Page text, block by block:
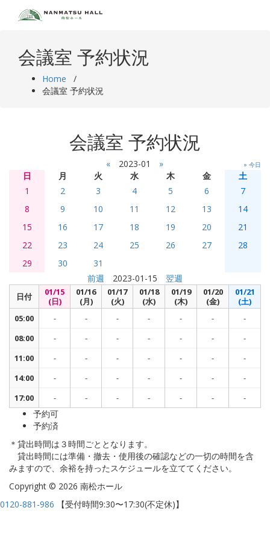
会議室 予約状況
Home /
会議室 予約状況
会議室 予約状況
« 2023-01 » » 今日
日 月 火 水 木 金
土
1
2 3 4 5 6
7
8
9 10 11 12 13
14
15
16 17 18 19 20
21
22
23 24 25 26 27
28
29
30
31
前週
2023-01-15 翌週
日付
01/15
(日)
01/16
(月)
01/17
(火)
01/18
(水)
01/19
(木)
01/20
(金)
01/21
(土)
05:00
- - - - - -
-
08:00
- - - - - -
-
11:00
- - - - - -
-
14:00
- - - - - -
-
17:00
- - - - - - -
予約可
予約済
＊貸出時間は３時間ごととなります。
貸出時間には準備・撤去・使用後の確認などの一切の時間を含
みますので、余裕を持ったスケジュールを立ててください。
Copyright © 2026 南松ホール
0120-881-986
【受付時間9:30〜17:30(不定休)】